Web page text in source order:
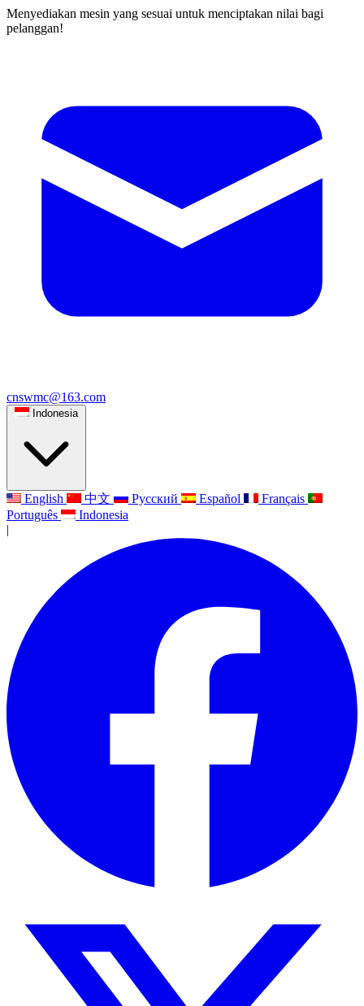
Menyediakan mesin yang sesuai untuk menciptakan nilai bagi
pelanggan!
cnswmc@163.com
Indonesia
English 中文 Русский Español
Français
Português
Indonesia
|